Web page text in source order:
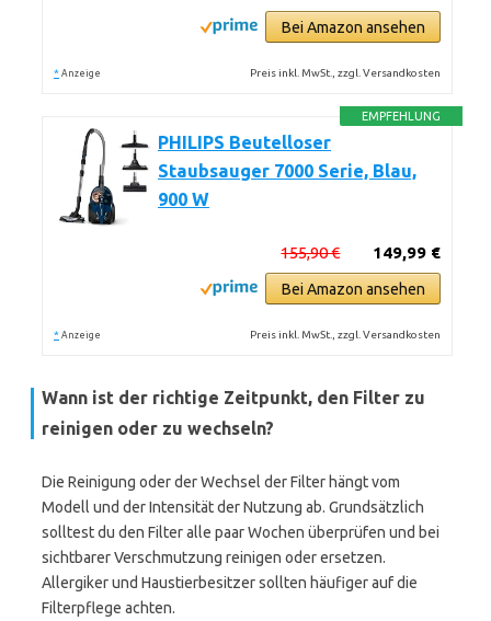
Bei Amazon ansehen
* Anzeige Preis inkl. MwSt., zzgl. Versandkosten
EMPFEHLUNG
PHILIPS Beutelloser
Staubsauger 7000 Serie, Blau,
900 W
149,99 €
155,90 €
Bei Amazon ansehen
* Anzeige Preis inkl. MwSt., zzgl. Versandkosten
Wann ist der richtige Zeitpunkt, den Filter zu
reinigen oder zu wechseln?
Die Reinigung oder der Wechsel der Filter hängt vom
Modell und der Intensität der Nutzung ab. Grundsätzlich
solltest du den Filter alle paar Wochen überprüfen und bei
sichtbarer Verschmutzung reinigen oder ersetzen.
Allergiker und Haustierbesitzer sollten häufiger auf die
Filterpflege achten.